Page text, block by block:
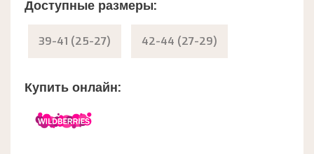
Доступные размеры:
39-41 (25-27) 42-44 (27-29)
Купить онлайн: